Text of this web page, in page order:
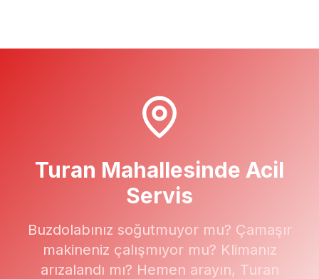
Turan Mahallesinde Acil
Servis
Buzdolabınız soğutmuyor mu? Çamaşır
makineniz çalışmıyor mu? Klimanız
arızalandı mı? Hemen arayın, Turan